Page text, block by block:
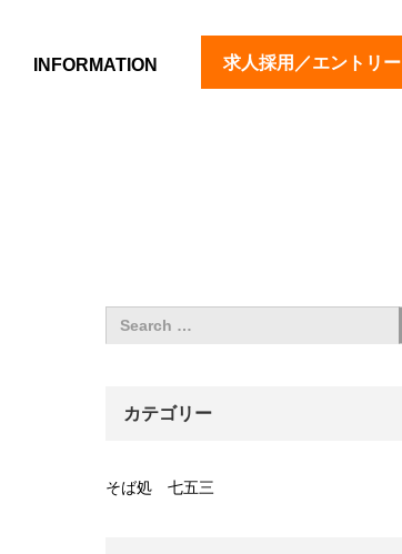
INFORMATION 求人採用／エントリー
カテゴリー
そば処 七五三